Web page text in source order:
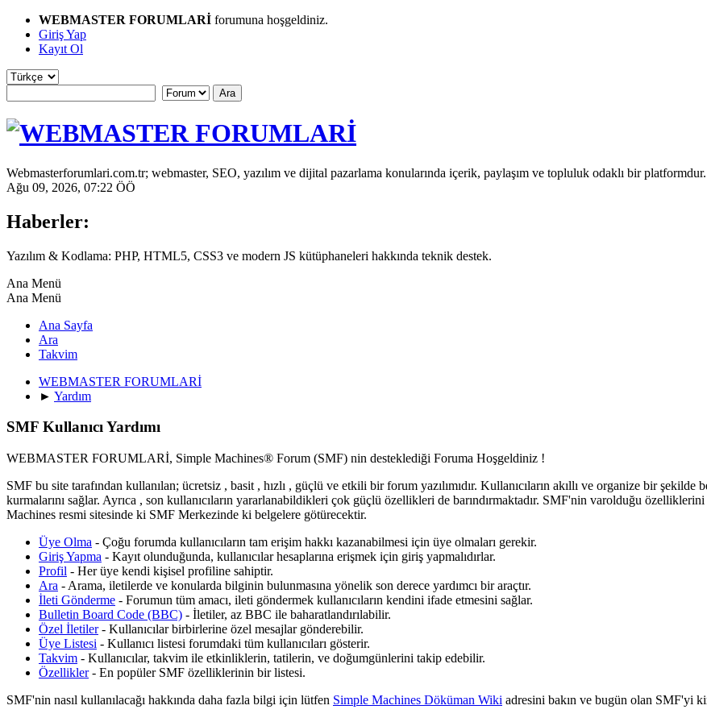
WEBMASTER FORUMLARİ forumuna hoşgeldiniz.
Giriş Yap
Kayıt Ol
Webmasterforumlari.com.tr; webmaster, SEO, yazılım ve dijital pazarlama konularında içerik, paylaşım ve topluluk odaklı bir platformdur.
Ağu 09, 2026, 07:22 ÖÖ
Haberler:
Yazılım & Kodlama: PHP, HTML5, CSS3 ve modern JS kütüphaneleri hakkında teknik destek.
Ana Menü
Ana Menü
Ana Sayfa
Ara
Takvim
WEBMASTER FORUMLARİ
► Yardım
SMF Kullanıcı Yardımı
WEBMASTER FORUMLARİ, Simple Machines® Forum (SMF) nin desteklediği Foruma Hoşgeldiniz !
SMF bu site tarafından kullanılan; ücretsiz , basit , hızlı , güçlü ve etkili bir forum yazılımıdır. Kullanıcıların akıllı ve organize bir
kurmalarını sağlar. Ayrıca , son kullanıcıların yararlanabildikleri çok güçlü özellikleri de barındırmaktadır. SMF'nin varolduğu
Machines resmi sitesinde ki SMF Merkezinde ki belgelere götürecektir.
Üye Olma - Çoğu forumda kullanıcıların tam erişim hakkı kazanabilmesi için üye olmaları gerekir.
Giriş Yapma - Kayıt olunduğunda, kullanıcılar hesaplarına erişmek için giriş yapmalıdırlar.
Profil - Her üye kendi kişisel profiline sahiptir.
Ara - Arama, iletilerde ve konularda bilginin bulunmasına yönelik son derece yardımcı bir araçtır.
İleti Gönderme - Forumun tüm amacı, ileti göndermek kullanıcıların kendini ifade etmesini sağlar.
Bulletin Board Code (BBC) - İletiler, az BBC ile baharatlandırılabilir.
Özel İletiler- Kullanıcılar birbirlerine özel mesajlar gönderebilir.
Üye Listesi - Kullanıcı listesi forumdaki tüm kullanıcıları gösterir.
Takvim - Kullanıcılar, takvim ile etkinliklerin, tatilerin, ve doğumgünlerini takip edebilir.
Özellikler- En popüler SMF özelliklerinin bir listesi.
SMF'nin nasıl kullanılacağı hakkında daha fazla bilgi için lütfen Simple Machines Döküman Wiki adresini bakın ve bugün olan SMF'yi